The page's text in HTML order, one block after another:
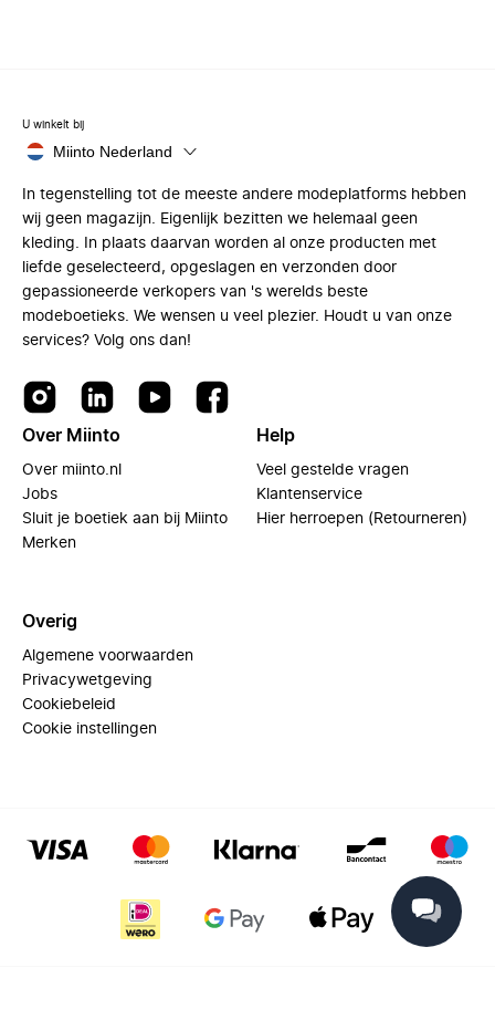
U winkelt bij
Miinto Nederland
In tegenstelling tot de meeste andere modeplatforms hebben
wij geen magazijn. Eigenlijk bezitten we helemaal geen
kleding. In plaats daarvan worden al onze producten met
liefde geselecteerd, opgeslagen en verzonden door
gepassioneerde verkopers van 's werelds beste
modeboetieks. We wensen u veel plezier. Houdt u van onze
services? Volg ons dan!
Over Miinto
Over miinto.nl
Jobs
Sluit je boetiek aan bij Miinto
Merken
Help
Veel gestelde vragen
Klantenservice
Hier herroepen (Retourneren)
Overig
Algemene voorwaarden
Privacywetgeving
Cookiebeleid
Cookie instellingen